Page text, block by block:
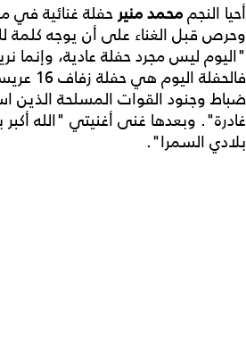
أحيا النجممحمد منيرحفلة غنائية في
وحرص قبل الغناء على أن يوجه كلمة
"اليوم ليس مجرد حفلة عادية، وإنما
ضباط وجنود القوات المسلحة الذين
غادرة". وبعدها غنى أغنيتي "الله
بلادي السمرا".